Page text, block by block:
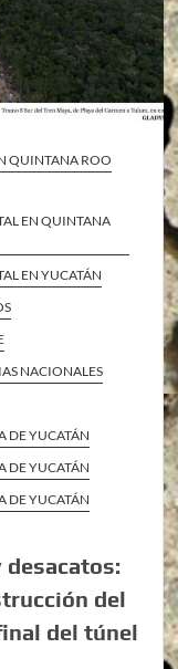
QUINTANA ROO
EN QUINTANA
EN YUCATÁN
NACIONALES
DE YUCATÁN
DE YUCATÁN
DE YUCATÁN
del
del túnel